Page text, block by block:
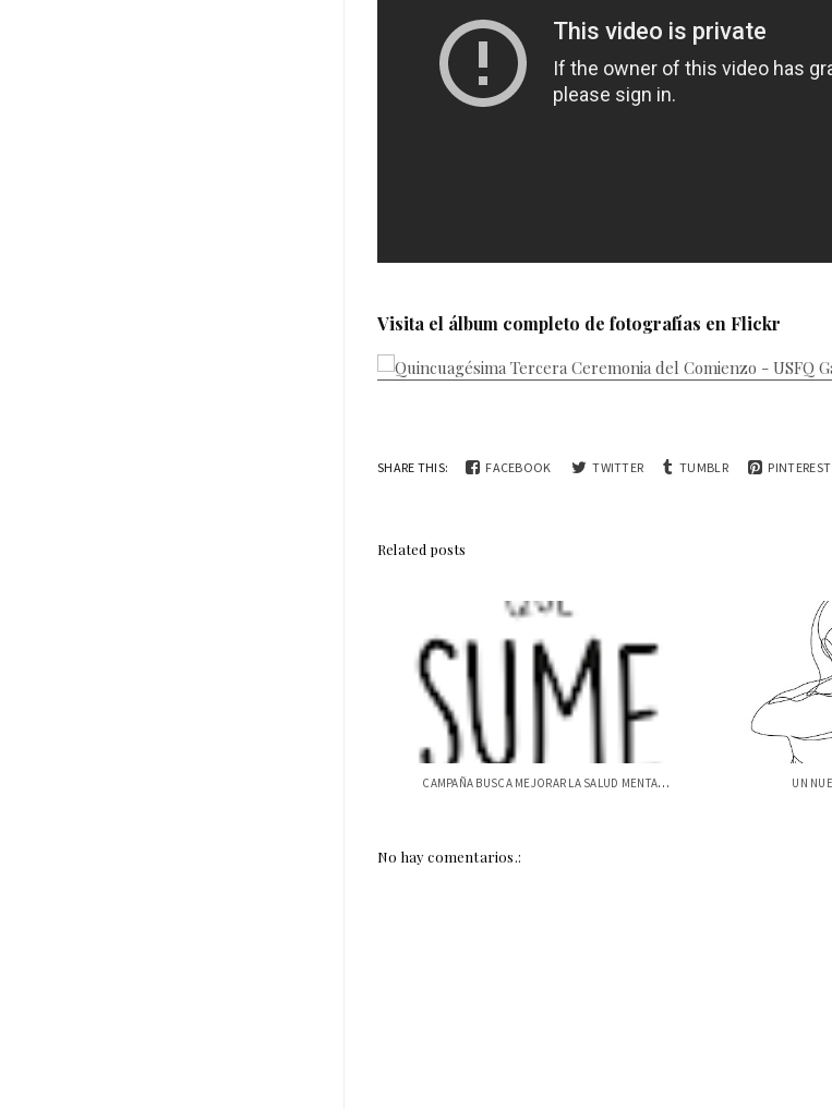
Visita el álbum completo de fotografías en Flickr
SHARE THIS: FACEBOOK TWITTER TUMBLR PINTEREST
Related posts
CAMPAÑA BUSCA MEJORAR LA SALUD MENTAL DE...
No hay comentarios.: